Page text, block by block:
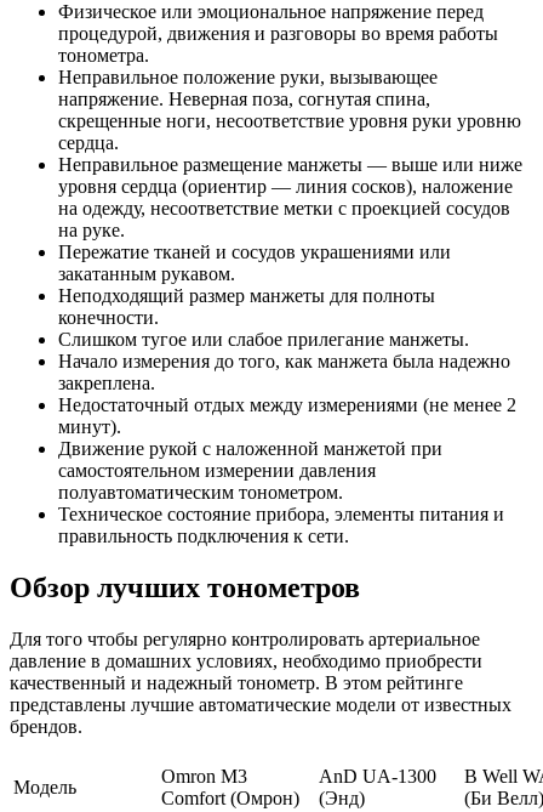
Физическое или эмоциональное напряжение перед
процедурой, движения и разговоры во время работы
тонометра.
Неправильное положение руки, вызывающее
напряжение. Неверная поза, согнутая спина,
скрещенные ноги, несоответствие уровня руки уровню
сердца.
Неправильное размещение манжеты — выше или ниже
уровня сердца (ориентир — линия сосков), наложение
на одежду, несоответствие метки с проекцией сосудов
на руке.
Пережатие тканей и сосудов украшениями или
закатанным рукавом.
Неподходящий размер манжеты для полноты
конечности.
Слишком тугое или слабое прилегание манжеты.
Начало измерения до того, как манжета была надежно
закреплена.
Недостаточный отдых между измерениями (не менее 2
минут).
Движение рукой с наложенной манжетой при
самостоятельном измерении давления
полуавтоматическим тонометром.
Техническое состояние прибора, элементы питания и
правильность подключения к сети.
Обзор лучших тонометров
Для того чтобы регулярно контролировать артериальное
давление в домашних условиях, необходимо приобрести
качественный и надежный тонометр. В этом рейтинге
представлены лучшие автоматические модели от известных
брендов.
Модель
Omron M3
Comfort (Омрон)
AnD UA-1300
(Энд)
B Well
(Би Велл)